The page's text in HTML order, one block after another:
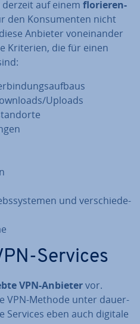
auf einem flo­rie­ren­
den Kon­su­men­ten nicht
Anbieter von­ein­an­der
Kriterien, die für einen
Uploads
und ver­schie­de­
Services
VPN-Anbietervor.
VPN-Methode unter dau­er­
Services eben auch digitale